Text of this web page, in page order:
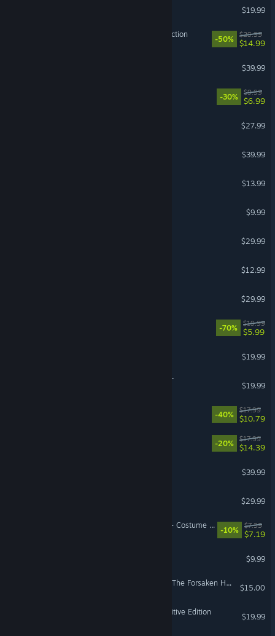
$19.99
The Sims™ 2 Legacy Collection
-50%
$29.99
$14.99
$39.99
-30%
$9.99
$6.99
$27.99
$39.99
$13.99
$9.99
$29.99
$12.99
$29.99
-70%
$19.99
$5.99
$19.99
DRAGON BALL Z: KAKAROT
$19.99
-40%
$17.99
$10.79
-20%
$17.99
$14.39
$39.99
$29.99
DragonSword : Awakening - Costume : Moonlight on the Night Sea
-10%
$7.99
$7.19
$9.99
ELDEN RING NIGHTREIGN The Forsaken Hollows
$15.00
Stronghold Crusader: Definitive Edition
$19.99